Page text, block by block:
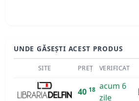
UNDE GĂSEȘTI ACEST PRODUS
SITE PREȚ VERIFICAT
40 18 acum 6
zile